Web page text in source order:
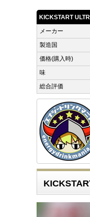
KICKSTART
メーカー
製造国
価格(購入時)
味
総合評価